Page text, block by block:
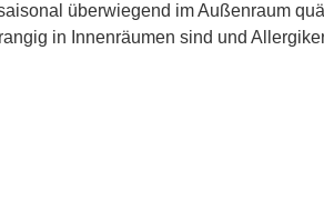
überwiegend im Außenraum
in Innenräumen sind und